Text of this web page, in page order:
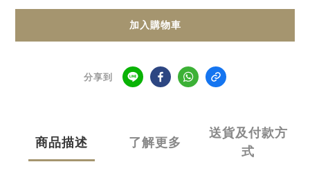
加入購物車
分享到
商品描述 了解更多
送貨及付款方
式